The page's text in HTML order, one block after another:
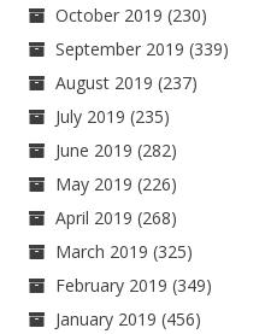
October 2019 (230)
September 2019 (339)
August 2019 (237)
July 2019 (235)
June 2019 (282)
May 2019 (226)
April 2019 (268)
March 2019 (325)
February 2019 (349)
January 2019 (456)